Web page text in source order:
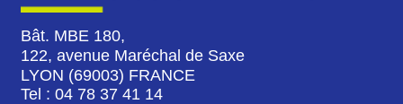
Bât. MBE 180,
122, avenue Maréchal de Saxe
LYON (69003) FRANCE
Tel : 04 78 37 41 14